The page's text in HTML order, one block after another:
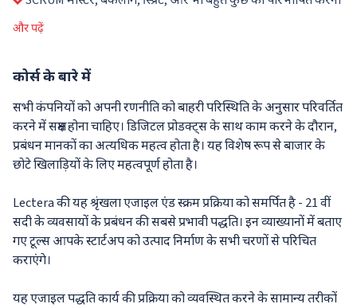
और पढ़ें
कोर्सके बारे में
सभी कंपनियों को अपनी रणनीति को बाहरी परिस्थिति के अनुसार परिवर्तित
करने में सक्षम होना चाहिए। डिजिटल प्रोडक्ट्स के साथ काम करने के दौरान,
प्रबंधन मानकों का अत्यधिक महत्व होता है। यह विशेष रूप से बाजार के
छोटे खिलाड़ियों के लिए महत्वपूर्ण होता है।
Lectera की यह श्रृंखला एजाइल एंड स्क्रम प्रक्रिया को समर्पित है - 21 वीं
सदी के व्यवसायों के प्रबंधन की सबसे प्रभावी पद्धति। इन व्याख्यानों में बताए
गए टूल्स आपके स्टार्टअप को उत्पाद निर्माण के सभी चरणों से परिचित
कराएंगे।
यह एजाइल पद्धति कार्य की प्रक्रिया को व्यवस्थित करने के सामान्य तरीकों